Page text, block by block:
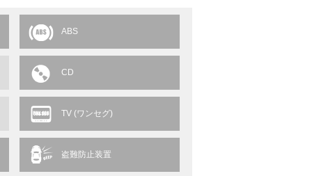
ABS
CD
TV (ワンセグ)
盗難防止装置